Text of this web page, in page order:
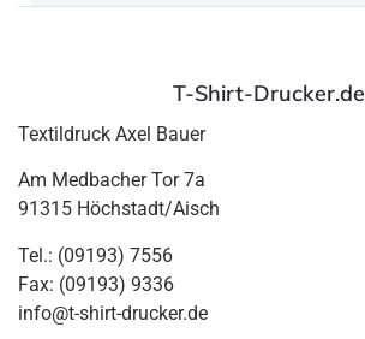
T-Shirt-Drucker.de
Textildruck Axel Bauer
Am Medbacher Tor 7a
91315 Höchstadt/Aisch
Tel.: (09193) 7556
Fax: (09193) 9336
info@t-shirt-drucker.de